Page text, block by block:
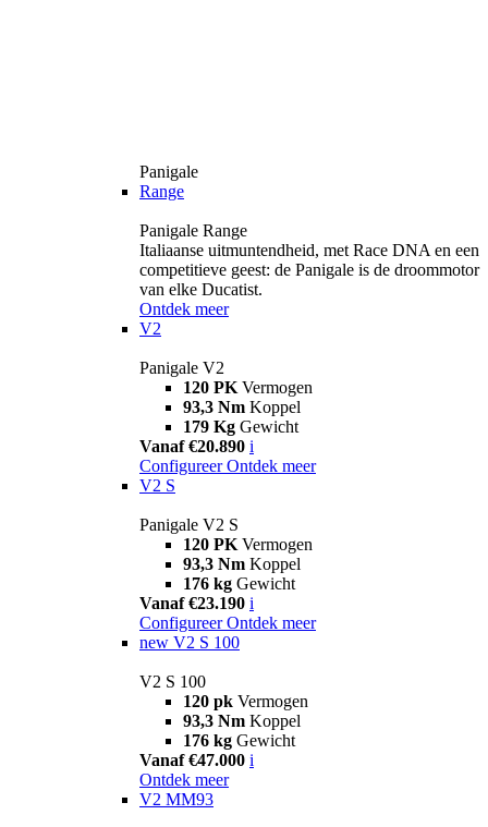
Panigale
Range
Panigale Range
Italiaanse uitmuntendheid, met Race DNA en een
competitieve geest: de Panigale is de droommotor
van elke Ducatist.
Ontdek meer
V2
Panigale V2
120 PK Vermogen
93,3 Nm Koppel
179 Kg Gewicht
Vanaf €20.890 i
Configureer Ontdek meer
V2 S
Panigale V2 S
120 PK Vermogen
93,3 Nm Koppel
176 kg Gewicht
Vanaf €23.190 i
Configureer Ontdek meer
new V2 S 100
V2 S 100
120 pk Vermogen
93,3 Nm Koppel
176 kg Gewicht
Vanaf €47.000 i
Ontdek meer
V2 MM93